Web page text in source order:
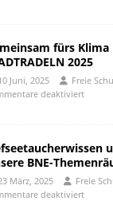
fürs
2025
Juni, 2025
Freie
deaktiviert
BNE-
März, 2025
Freie
deaktiviert